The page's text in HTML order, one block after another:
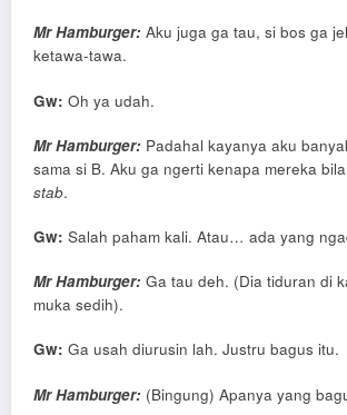
Mr Hamburger: Aku juga ga tau, si bos ga
ketawa-tawa.
Gw: Oh ya udah.
Mr Hamburger: Padahal kayanya aku
sama si B. Aku ga ngerti kenapa mereka
stab.
Gw: Salah paham kali. Atau… ada yang
Mr Hamburger: Ga tau deh. (Dia tiduran di
muka sedih).
Gw: Ga usah diurusin lah. Justru bagus itu.
Mr Hamburger: (Bingung) Apanya yang